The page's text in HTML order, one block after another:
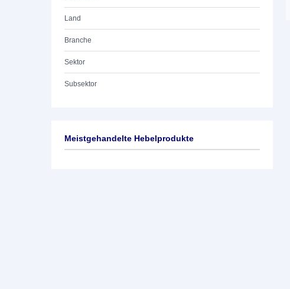
Land
Branche
Sektor
Subsektor
Meistgehandelte Hebelprodukte